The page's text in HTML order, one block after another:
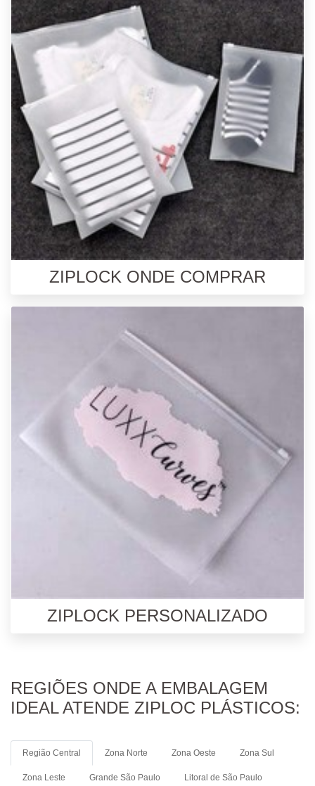
ZIPLOCK ONDE COMPRAR
ZIPLOCK PERSONALIZADO
REGIÕES ONDE A EMBALAGEM
IDEAL ATENDE ZIPLOC PLÁSTICOS:
Região Central Zona Norte Zona Oeste Zona Sul
Zona Leste Grande São Paulo Litoral de São Paulo